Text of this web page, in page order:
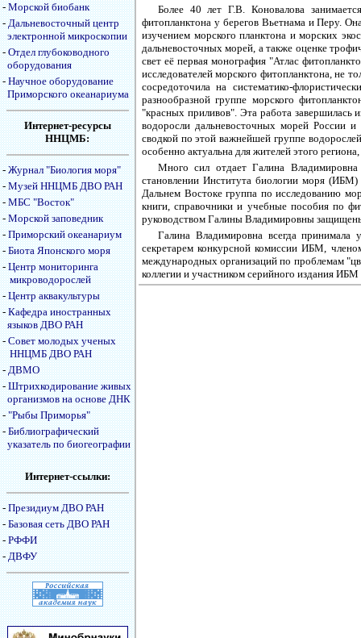
-Морской биобанк
-Дальневосточный центр
электронной микроскопии
-Отдел глубоководного
оборудования
-Научное оборудование
Приморского океанариума
Интернет-ресурсы
ННЦМБ:
-Журнал "Биология моря"
-Музей ННЦМБ ДВО РАН
-МБС "Восток"
-Морской заповедник
-Приморский океанариум
-Биота Японского моря
-Центр мониторинга
микроводорослей
-Центр аквакультуры
-Кафедра иностранных
языков ДВО РАН
-Совет молодых ученых
ННЦМБ ДВО РАН
-ДВМО
-Штрихкодирование живых
организмов на основе ДНК
-"Рыбы Приморья"
-Библиографический
указатель по биогеографии
Интернет-ссылки:
-Президиум ДВО РАН
-Базовая сеть ДВО РАН
-РФФИ
-ДВФУ
Более 40 лет Г.В. Коновалова
фитопланктона у берегов Вьетнама и Перу.
изучением морского планктона и морских
дальневосточных морей, а также оценке
свет её первая монография "Атлас
исследователей морского фитопланктона, не
сосредоточила на систематико-
разнообразной группе морского
"красных приливов". Эта работа завершилась
водоросли дальневосточных морей России
сводкой по этой важнейшей группе
особенно актуальна для жителей этого
Много сил отдает Галина Владимировна
становлении Института биологии моря
Дальнем Востоке группа по исследованию
книги, справочники и учебные пособия по
руководством Галины Владимировны
Галина Владимировна всегда
секретарем конкурсной комиссии ИБМ,
международных организаций по проблемам
коллегии и участником серийного издания